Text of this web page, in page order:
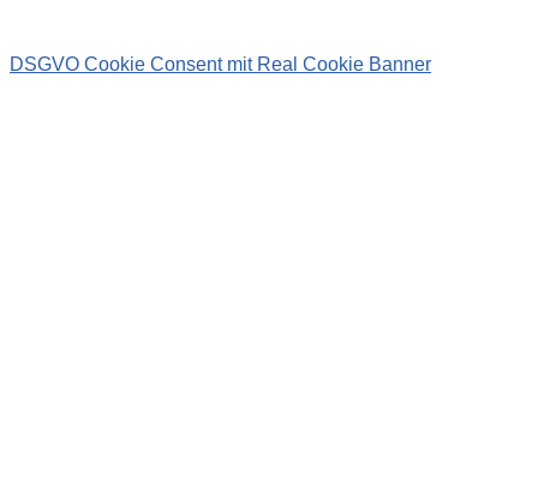
DSGVO Cookie Consent mit Real Cookie Banner